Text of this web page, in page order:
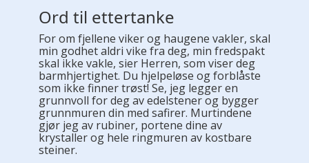
Ord til ettertanke
For om fjellene viker og haugene vakler, skal
min godhet aldri vike fra deg, min fredspakt
skal ikke vakle, sier Herren, som viser deg
barmhjertighet. Du hjelpeløse og forblåste
som ikke finner trøst! Se, jeg legger en
grunnvoll for deg av edelstener og bygger
grunnmuren din med safirer. Murtindene
gjør jeg av rubiner, portene dine av
krystaller og hele ringmuren av kostbare
steiner.